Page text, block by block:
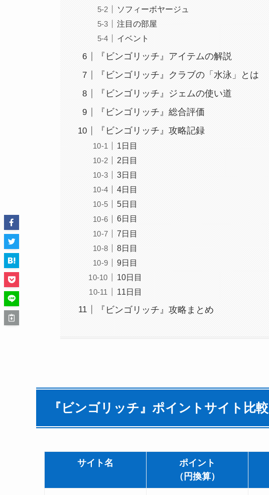
ソフィーボヤージュ
注目の部屋
イベント
『ビンゴリッチ』アイテムの解説
『ビンゴリッチ』クラブの「水泳」とは
『ビンゴリッチ』ジェムの使い道
『ビンゴリッチ』総合評価
『ビンゴリッチ』攻略記録
1日目
2日目
3日目
4日目
5日目
6日目
7日目
8日目
9日目
10日目
11日目
『ビンゴリッチ』攻略まとめ
『ビンゴリッチ』ポイントサイト比較
サイト名
ポイント
（円換算）